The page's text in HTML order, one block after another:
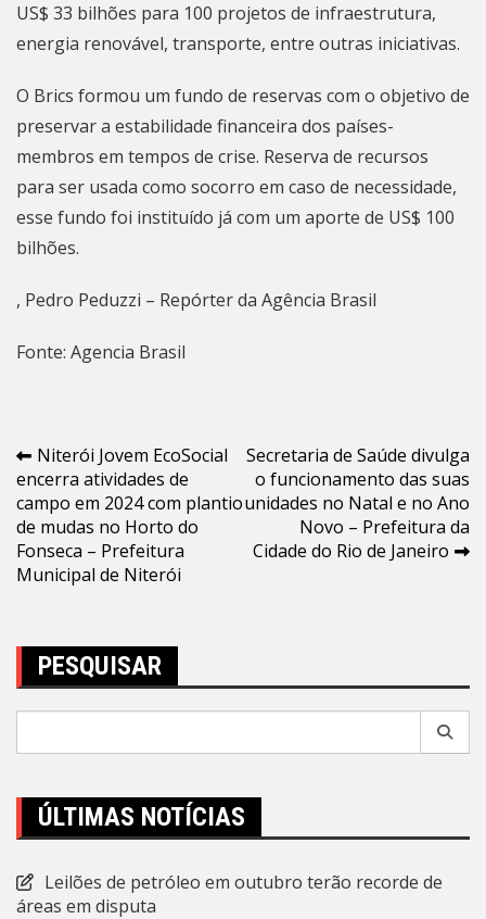
US$ 33 bilhões para 100 projetos de infraestrutura,
energia renovável, transporte, entre outras iniciativas.
O Brics formou um fundo de reservas com o objetivo de
preservar a estabilidade financeira dos países-
membros em tempos de crise. Reserva de recursos
para ser usada como socorro em caso de necessidade,
esse fundo foi instituído já com um aporte de US$ 100
bilhões.
, Pedro Peduzzi – Repórter da Agência Brasil
Fonte: Agencia Brasil
Navegação
de
Post
Niterói Jovem EcoSocial
encerra atividades de
campo em 2024 com plantio
de mudas no Horto do
Fonseca – Prefeitura
Municipal de Niterói
Secretaria de Saúde divulga
o funcionamento das suas
unidades no Natal e no Ano
Novo – Prefeitura da
Cidade do Rio de Janeiro
PESQUISAR
ÚLTIMAS NOTÍCIAS
Leilões de petróleo em outubro terão recorde de
áreas em disputa